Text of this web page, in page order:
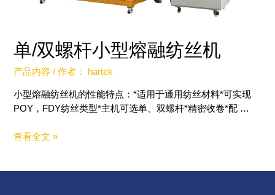
单/双螺杆小型熔融纺丝机​
产品内容 / 作者： hartek
小型熔融纺丝机的性能特点：*适用于通用纺丝材料*可实现
POY，FDY纺丝类型*主机可选单、双螺杆*精密收卷*配 …
查看全文 »